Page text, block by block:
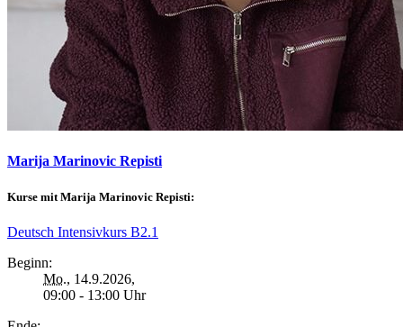
Marija Marinovic Repisti
Kurse mit Marija Marinovic Repisti:
Deutsch Intensivkurs B2.1
Beginn:
Mo., 14.9.2026,
09:00 - 13:00 Uhr